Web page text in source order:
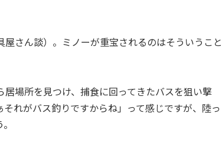
さん談）。ミノーが重宝されるのはそういうこと
場所を見つけ、捕食に回ってきたバスを狙い撃
れがバス釣りですからね」って感じですが、陸っ